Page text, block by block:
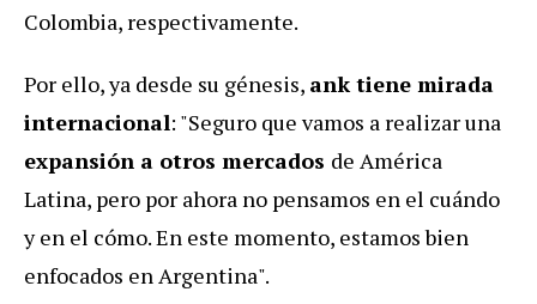
Colombia, respectivamente.
Por ello, ya desde su génesis, ank tiene mirada
internacional: "Seguro que vamos a realizar una
expansión a otros mercados de América
Latina, pero por ahora no pensamos en el cuándo
y en el cómo. En este momento, estamos bien
enfocados en Argentina".